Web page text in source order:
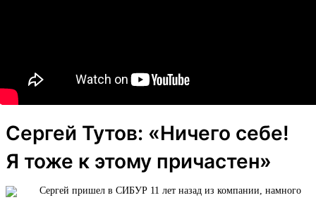
Сергей Тутов: «Ничего себе!
Я тоже к этому причастен»
Сергей пришел в СИБУР 11 лет назад из компании, намного